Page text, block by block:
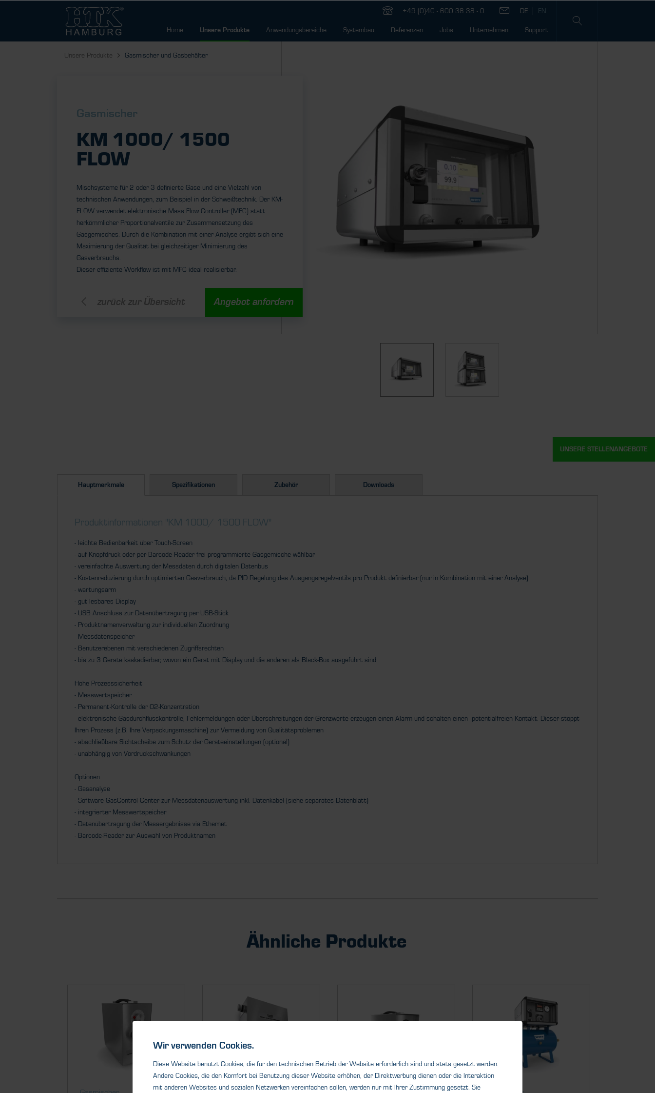
+49 (0)40 - 600 38 38 - 0
Home Unsere Produkte Anwendungsbereiche Systembau Referenzen Jobs Unternehmen Support
Unsere Produkte Gasmischer und Gasbehälter
Gasmischer
KM 1000/ 1500
FLOW
Mischsysteme für 2 oder 3 definierte Gase und eine Vielzahl von
technischen Anwendungen, zum Beispiel in der Schweißtechnik. Der KM-
FLOW verwendet elektronische Mass Flow Controller (MFC) statt
herkömmlicher Proportionalventile zur Zusammensetzung des
Gasgemisches. Durch die Kombination mit einer Analyse ergibt sich eine
Maximierung der Qualität bei gleichzeitiger Minimierung des
Gasverbrauchs.
Dieser effiziente Workflow ist mit MFC ideal realisierbar.
zurück zur Übersicht Angebot anfordern
Hauptmerkmale Spezifikationen Zubehör Downloads
Produktinformationen "KM 1000/ 1500 FLOW"
- leichte Bedienbarkeit über Touch-Screen
- auf Knopfdruck oder per Barcode Reader frei programmierte Gasgemische wählbar
- vereinfachte Auswertung der Messdaten durch digitalen Datenbus
- Kostenreduzierung durch optimierten Gasverbrauch, da PID Regelung des Ausgangsregelventils pro Produkt definierbar (nur in Kombination mit einer Analyse)
- wartungsarm
- gut lesbares Display
- USB Anschluss zur Datenübertragung per USB-Stick
- Produktnamenverwaltung zur individuellen Zuordnung
- Messdatenspeicher
- Benutzerebenen mit verschiedenen Zugriffsrechten
- bis zu 3 Geräte kaskadierbar, wovon ein Gerät mit Display und die anderen als Black-Box ausgeführt sind
Hohe Prozesssicherheit
- Messwertspeicher
- Permanent-Kontrolle der O2-Konzentration
- elektronische Gasdurchflusskontrolle, Fehlermeldungen oder Überschreitungen der Grenzwerte erzeugen einen Alarm und schalten einen potentialfreien Kontakt. Dieser stoppt
Ihren Prozess (z.B. Ihre Verpackungsmaschine) zur Vermeidung von Qualitätsproblemen
- abschließbare Sichtscheibe zum Schutz der Geräteeinstellungen (optional)
- unabhängig von Vordruckschwankungen
Optionen
- Gasanalyse
- Software GasControl Center zur Messdatenauswertung inkl. Datenkabel (siehe separates Datenblatt)
- integrierter Messwertspeicher
- Datenübertragung der Messergebnisse via Ethernet
- Barcode-Reader zur Auswahl von Produktnamen
Ähnliche Produkte
UNSERE STELLENANGEBOTE
Wir verwenden Cookies.
Diese Website benutzt Cookies, die für den technischen Betrieb der Website erforderlich sind und stets gesetzt werden.
Andere Cookies, die den Komfort bei Benutzung dieser Website erhöhen, der Direktwerbung dienen oder die Interaktion
mit anderen Websites und sozialen Netzwerken vereinfachen sollen, werden nur mit Ihrer Zustimmung gesetzt. Sie